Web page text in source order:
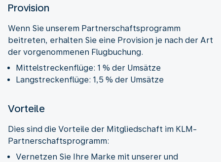
Provision
Wenn Sie unserem Partnerschaftsprogramm
beitreten, erhalten Sie eine Provision je nach der Art
der vorgenommenen Flugbuchung.
Mittelstreckenflüge: 1 % der Umsätze
Langstreckenflüge: 1,5 % der Umsätze
Vorteile
Dies sind die Vorteile der Mitgliedschaft im KLM-
Partnerschaftsprogramm:
Vernetzen Sie Ihre Marke mit unserer und